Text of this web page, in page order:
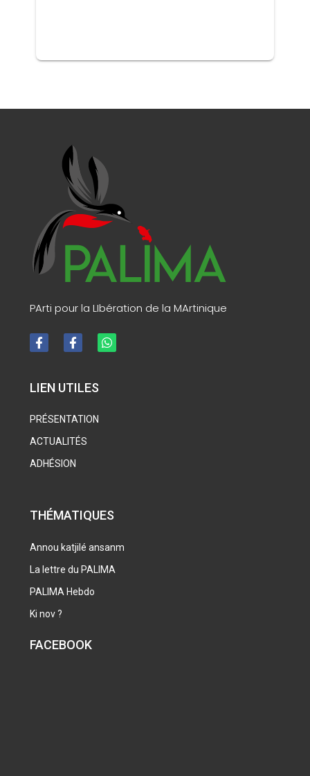
PArti pour la LIbération de la MArtinique
LIEN UTILES
PRÉSENTATION
ACTUALITÉS
ADHÉSION
THÉMATIQUES
Annou katjilé ansanm
La lettre du PALIMA
PALIMA Hebdo
Ki nov ?
FACEBOOK